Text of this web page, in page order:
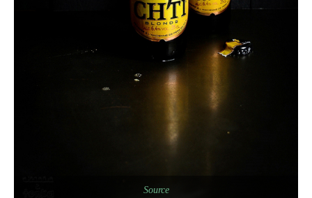
Source